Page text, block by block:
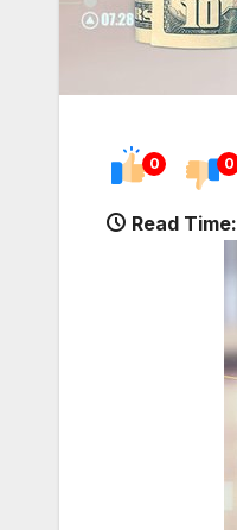
0 0
Read Time: